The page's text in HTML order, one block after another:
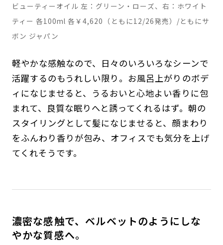
ビューティーオイル 左：グリーン・ローズ、右：ホワイト
ティー 各100ml 各￥4,620（ともに12/26発売）/ともにサ
ボン ジャパン
軽やかな感触なので、日々のいろいろなシーンで
活躍するのもうれしい限り。お風呂上がりのボデ
ィになじませると、うるおいと心地よい香りに包
まれて、良質な眠りへと誘ってくれるはず。朝の
スタイリングとして髪になじませると、顔まわり
をふんわり香りが包み、オフィスでも気分を上げ
てくれそうです。
濃密な感触で、ベルベットのようにしな
やかな質感へ。